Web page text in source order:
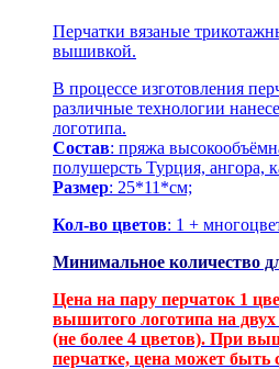
Перчатки вязаные
вышивкой.
В процессе изготовления
различные технологии
логотипа.
Состав: пряжа
полушерсть Турция, ангора,
Размер: 25*11*см;
Кол-во цветов: 1 +
Минимальное количество
Цена на пару перчаток 1
вышитого логотипа на
(не более 4 цветов). При
перчатке, цена может быть